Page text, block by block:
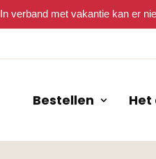
In verband met vakantie kan er
Bestellen